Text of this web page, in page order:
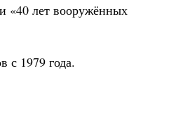
«40 лет вооружённых
с 1979 года.